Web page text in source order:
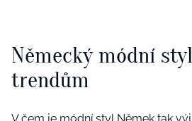
Německý módní
trendům